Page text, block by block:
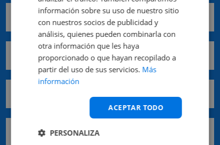
Teléfono móvil *
Comunidad *
información sobre su uso de nuestro sitio
con nuestros socios de publicidad y
análisis, quienes pueden combinarla con
otra información que les haya
proporcionado o que hayan recopilado a
partir del uso de sus servicios. Más
información
ACEPTAR TODO
PERSONALIZA